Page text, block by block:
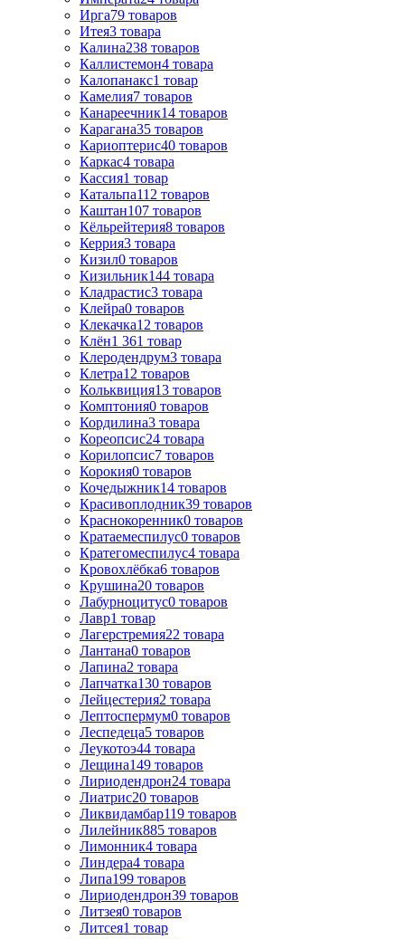
Ирга79 товаров
Итея3 товара
Калина238 товаров
Каллистемон4 товара
Калопанакс1 товар
Камелия7 товаров
Канареечник14 товаров
Карагана35 товаров
Кариоптерис40 товаров
Каркас4 товара
Кассия1 товар
Катальпа112 товаров
Каштан107 товаров
Кёльрейтерия8 товаров
Керрия3 товара
Кизил0 товаров
Кизильник144 товара
Кладрастис3 товара
Клейра0 товаров
Клекачка12 товаров
Клён1 361 товар
Клеродендрум3 товара
Клетра12 товаров
Кольквиция13 товаров
Комптония0 товаров
Кордилина3 товара
Кореопсис24 товара
Корилопсис7 товаров
Корокия0 товаров
Кочедыжник14 товаров
Красивоплодник39 товаров
Краснокоренник0 товаров
Кратаемеспилус0 товаров
Кратегомеспилус4 товара
Кровохлёбка6 товаров
Крушина20 товаров
Лабурноцитус0 товаров
Лавр1 товар
Лагерстремия22 товара
Лантана0 товаров
Лапина2 товара
Лапчатка130 товаров
Лейцестерия2 товара
Лептоспермум0 товаров
Леспедеца5 товаров
Леукотоэ44 товара
Лещина149 товаров
Лиpиодендpон24 товара
Лиатрис20 товаров
Ликвидамбар119 товаров
Лилейник885 товаров
Лимонник4 товара
Линдера4 товара
Липа199 товаров
Лириодендрон39 товаров
Литзея0 товаров
Литсея1 товар